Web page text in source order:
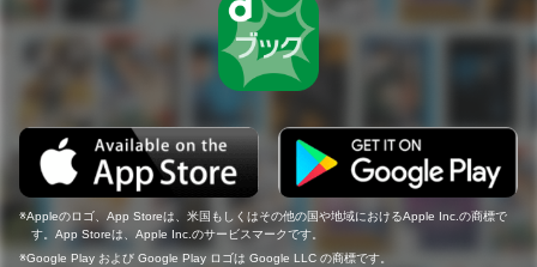
Appleのロゴ、App Storeは、米国もしくはその他の国や地域におけるApple Inc.の商標で
す。App Storeは、Apple Inc.のサービスマークです。
Google Play および Google Play ロゴは Google LLC の商標です。